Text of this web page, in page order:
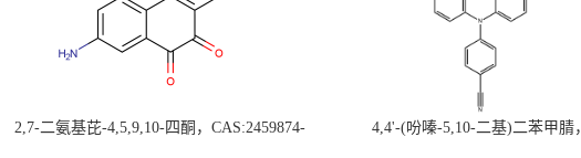
2,7-二氨基芘-4,5,9,10-四酮，CAS:2459874-
4,4'-(吩嗪-5,10-二基)二苯甲腈